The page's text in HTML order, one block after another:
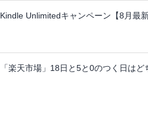
Kindle Unlimitedキャンペーン【8月最
「楽天市場」18日と5と0のつく日は